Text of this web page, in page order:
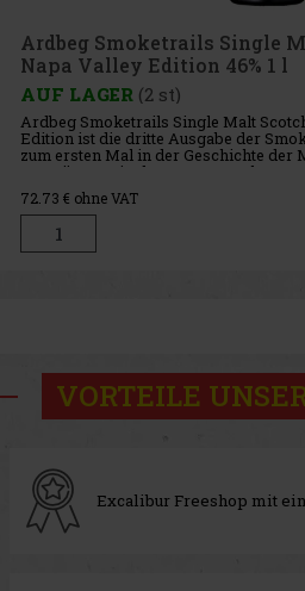
Ardbeg Smoketrails Single
Napa Valley Edition 46% 1 l
AUF LAGER (2 st)
Ardbeg Smoketrails Single Malt
Edition ist die dritte Ausgabe der
zum ersten Mal in der Geschichte der
von Fässern, in denen zuvor
72.73 € ohne VAT
VORTEILE
Excalibur Freeshop mit